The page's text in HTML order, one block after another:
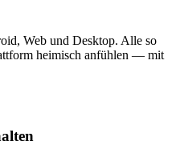
Web und Desktop. Alle so
heimisch anfühlen — mit